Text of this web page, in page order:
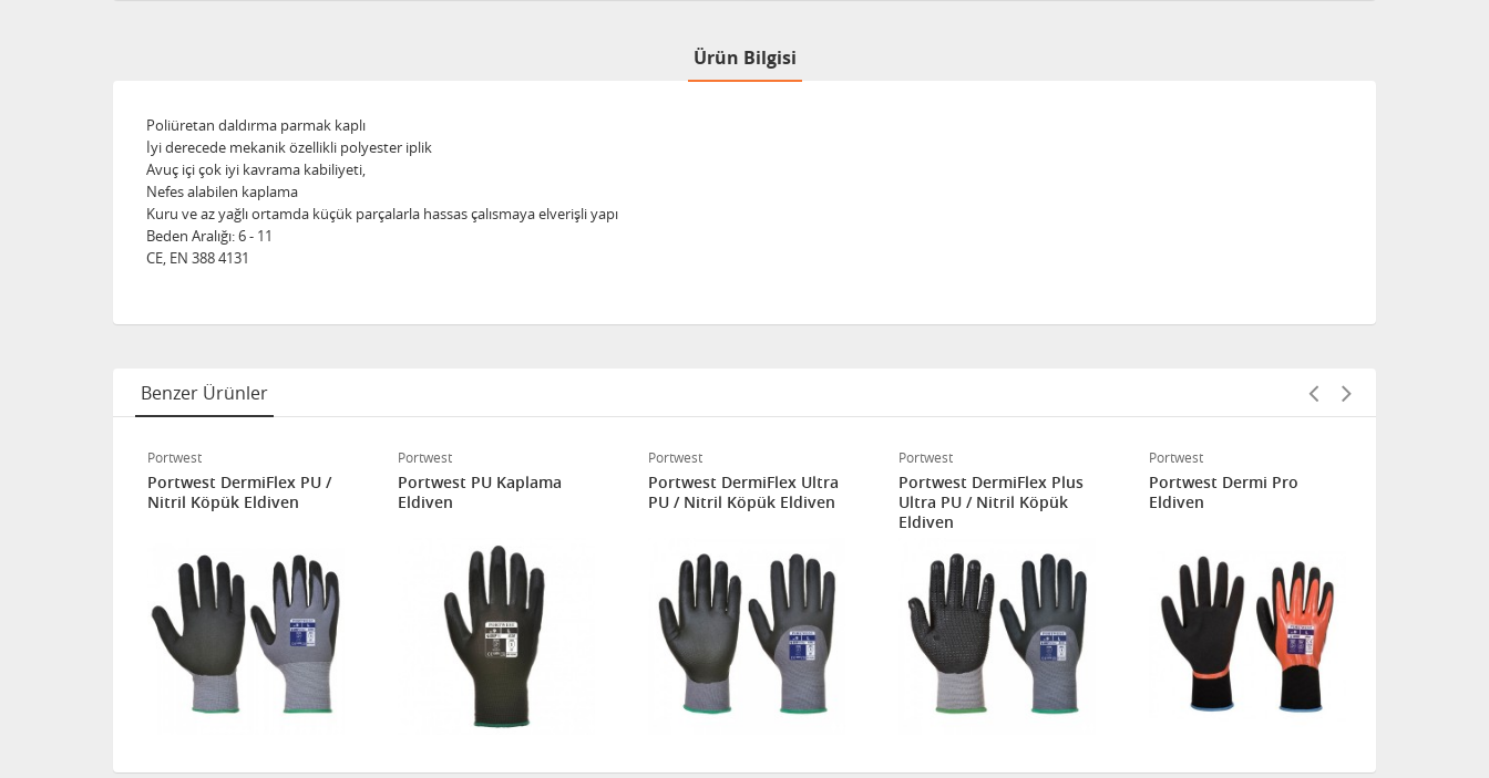
Ürün Bilgisi
Poliüretan daldırma parmak kaplı
İyi derecede mekanik özellikli polyester iplik
Avuç içi çok iyi kavrama kabiliyeti,
Nefes alabilen kaplama
Kuru ve az yağlı ortamda küçük parçalarla hassas çalısmaya elverişli yapı
Beden Aralığı: 6 - 11
CE, EN 388 4131
Benzer Ürünler
Portwest
Portwest DermiFlex PU /
Nitril Köpük Eldiven
Portwest
Portwest PU Kaplama
Eldiven
Portwest
Portwest DermiFlex Ultra
PU / Nitril Köpük Eldiven
Portwest
Portwest DermiFlex Plus
Ultra PU / Nitril Köpük
Eldiven
Portwest
Portwest Dermi Pro
Eldiven